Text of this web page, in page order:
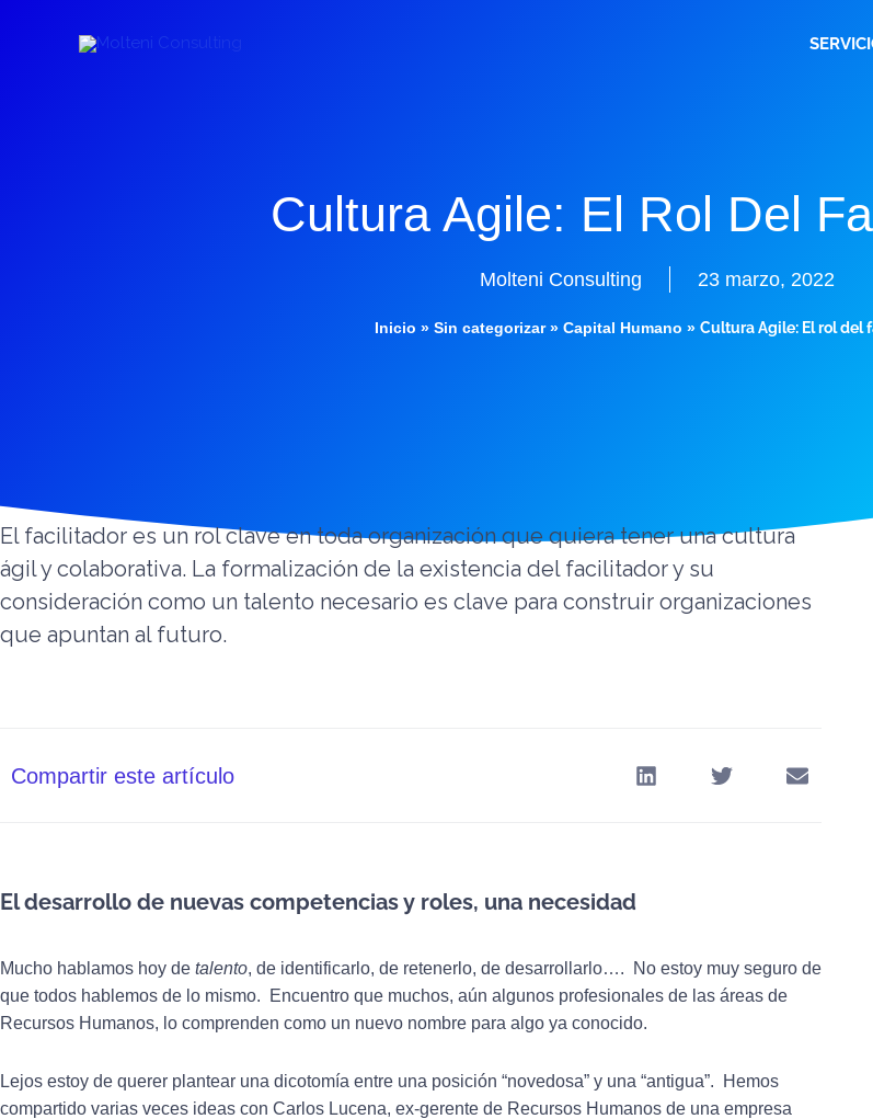
Cultura Agile: El Rol Del
Molteni Consulting 23 marzo, 2022
Inicio » Sin categorizar» Capital Humano » Cultura Agile: El rol del
El facilitador es un rol clave en toda organización que quiera tener una cultura
ágil y colaborativa. La formalización de la existencia del facilitador y su
consideración como un talento necesario es clave para construir organizaciones
que apuntan al futuro.
Compartir este artículo
El desarrollo de nuevas competencias y roles, una necesidad
Mucho hablamos hoy de talento, de identificarlo, de retenerlo, de desarrollarlo…. No estoy muy seguro de
que todos hablemos de lo mismo. Encuentro que muchos, aún algunos profesionales de las áreas de
Recursos Humanos, lo comprenden como un nuevo nombre para algo ya conocido.
Lejos estoy de querer plantear una dicotomía entre una posición “novedosa” y una “antigua”. Hemos
compartido varias veces ideas con Carlos Lucena, ex-gerente de Recursos Humanos de una empresa